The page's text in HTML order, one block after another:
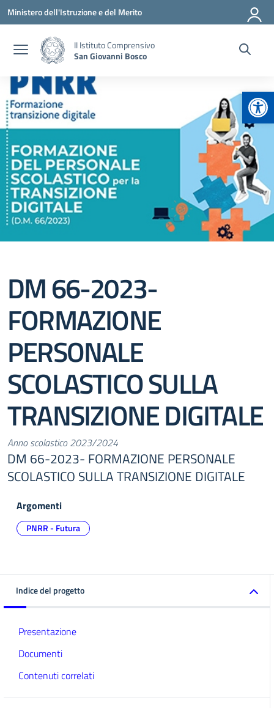
Vai ai contenuti
Vai al menu di navigazione
Vai al footer
Ministero dell'Istruzione e del Merito
II Istituto Comprensivo
San Giovanni Bosco
DM 66-2023-
FORMAZIONE
PERSONALE
SCOLASTICO SULLA
TRANSIZIONE DIGITALE
Anno scolastico 2023/2024
DM 66-2023- FORMAZIONE PERSONALE
SCOLASTICO SULLA TRANSIZIONE DIGITALE
Argomenti
PNRR - Futura
Indice del progetto
Presentazione
Documenti
Contenuti correlati